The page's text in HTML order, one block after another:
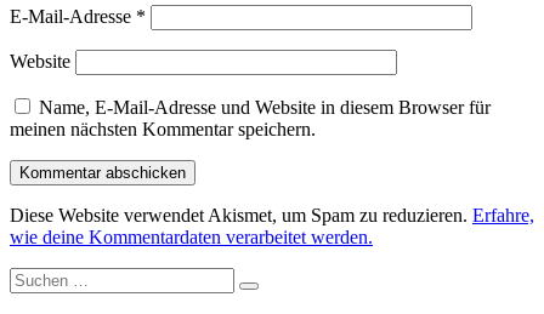
E-Mail-Adresse *
Website
Name, E-Mail-Adresse und Website in diesem Browser für
meinen nächsten Kommentar speichern.
Diese Website verwendet Akismet, um Spam zu reduzieren. Erfahre,
wie deine Kommentardaten verarbeitet werden.
Suche
Suchen